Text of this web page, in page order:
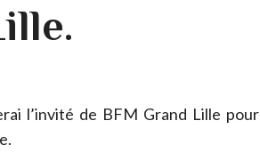
l’invité de BFM Grand Lille pour